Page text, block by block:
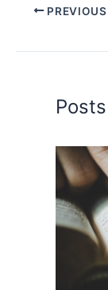
PREVIOUS